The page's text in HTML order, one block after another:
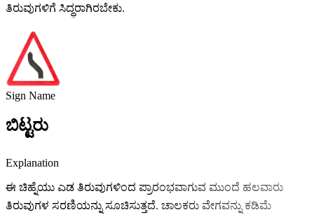
ತಿರುವುಗಳಿಗೆ ಸಿದ್ಧರಾಗಿರಬೇಕು.
Sign Name
ಬಿಟ್ಟರು
Explanation
ಈ ಚಿಹ್ನೆಯು ಎಡ ತಿರುವುಗಳಿಂದ ಪ್ರಾರಂಭವಾಗುವ ಮುಂದೆ ಹಲವಾರು
ತಿರುವುಗಳ ಸರಣಿಯನ್ನು ಸೂಚಿಸುತ್ತದೆ. ಚಾಲಕರು ವೇಗವನ್ನು ಕಡಿಮೆ